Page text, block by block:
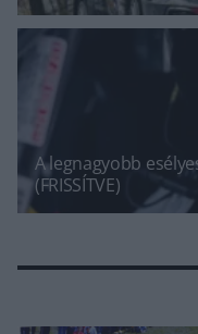
A legnagyobb
(FRISSÍTVE)